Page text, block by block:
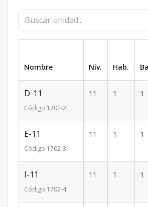
Nombre Niv. Hab.
D-11
Código 1702-2
11 1 1
E-11
Código 1702-3
11 1 1
I-11
Código 1702-4
11 1 1